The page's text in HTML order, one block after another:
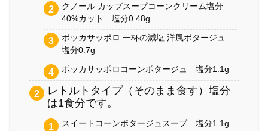
クノール カップスープコーンクリーム塩分
40%カット 塩分0.48g
ポッカサッポロ 一杯の減塩 洋風ポタージュ
塩分0.7g
ポッカサッポロコーンポタージュ 塩分1.1g
レトルトタイプ（そのまま食す）塩分
は1食分です。
スイートコーンポタージュスープ 塩分1.1g